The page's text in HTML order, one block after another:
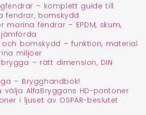
– komplett guide till
fendrar, bomskydd
marina fendrar – EPDM, skum,
och bomskydd – funktion, material
miljöer
– rätt dimension, DIN
– Brygghandbok!
välja AlfaBryggans HD-pontoner
i ljuset av OSPAR-beslutet